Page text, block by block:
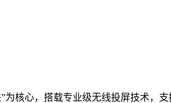
核心，搭载专业级无线投屏技术，支